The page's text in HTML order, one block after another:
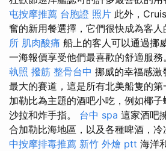
屯按摩推薦 台胞證 照片 此外，
奮的新用餐選擇，它們很快成為客人
所 肌肉酸痛 船上的客人可以通過挪
一海報價享受他們最喜歡的舒適服務
執照 撥筋 整骨台中 挪威的幸福感激
最大的賽道，這是所有北美船隻的
加勒比為主題的酒吧小吃，例如椰
沙拉和炸手指。 台中 spa 這家酒吧
合加勒比海地區，以及各種啤酒，冷
中按摩排毒推薦 新竹 外燴 ptt 海洋